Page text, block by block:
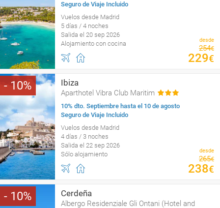
Seguro de Viaje Incluido
Vuelos desde Madrid
5 días / 4 noches
Salida el 20 sep 2026
Alojamiento con cocina
desde
254€
229€
10 Ibiza
Aparthotel Vibra Club Maritim
10% dto. Septiembre hasta el 10 de agosto
Seguro de Viaje Incluido
Vuelos desde Madrid
4 días / 3 noches
Salida el 22 sep 2026
Sólo alojamiento
desde
265€
238€
10 Cerdeña
Albergo Residenziale Gli Ontani (Hotel and